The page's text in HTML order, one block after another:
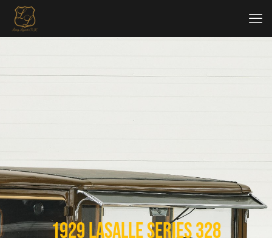
1929 LaSalle Series 328